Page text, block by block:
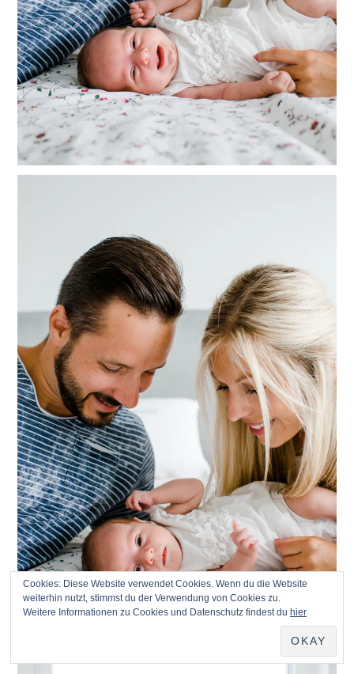
Cookies: Diese Website verwendet Cookies. Wenn du die Website
weiterhin nutzt, stimmst du der Verwendung von Cookies zu.
Weitere Informationen zu Cookies und Datenschutz findest du hier